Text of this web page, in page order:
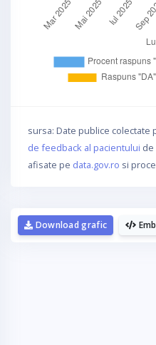
sursa: Date publice colectate
de feedback al pacientului de
afisate pe data.gov.ro si
Download grafic